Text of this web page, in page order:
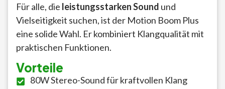
Für alle, die leistungsstarken Sound und
Vielseitigkeit suchen, ist der Motion Boom Plus
eine solide Wahl. Er kombiniert Klangqualität mit
praktischen Funktionen.
Vorteile
80W Stereo-Sound für kraftvollen Klang